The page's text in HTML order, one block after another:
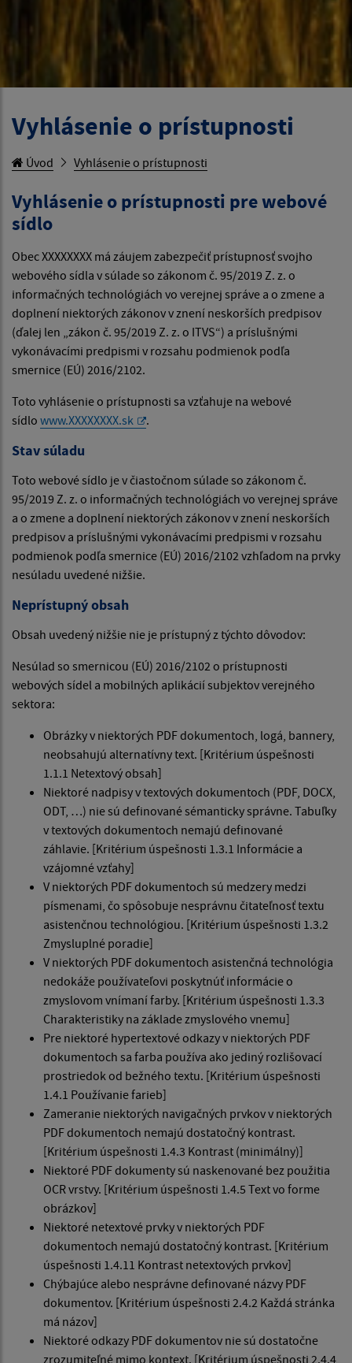
Vyhlásenie o prístupnosti
Úvod Vyhlásenie o prístupnosti
Vyhlásenie o prístupnosti pre webové
sídlo
Obec XXXXXXXX má záujem zabezpečiť prístupnosť svojho
webového sídla v súlade so zákonom č. 95/2019 Z. z. o
informačných technológiách vo verejnej správe a o zmene a
doplnení niektorých zákonov v znení neskorších predpisov
(ďalej len „zákon č. 95/2019 Z. z. o ITVS“) a príslušnými
vykonávacími predpismi v rozsahu podmienok podľa
smernice (EÚ) 2016/2102.
Toto vyhlásenie o prístupnosti sa vzťahuje na webové
sídlo www.XXXXXXXX.sk .
Stav súladu
Toto webové sídlo je v čiastočnom súlade so zákonom č.
95/2019 Z. z. o informačných technológiách vo verejnej správe
a o zmene a doplnení niektorých zákonov v znení neskorších
predpisov a príslušnými vykonávacími predpismi v rozsahu
podmienok podľa smernice (EÚ) 2016/2102 vzhľadom na prvky
nesúladu uvedené nižšie.
Neprístupný obsah
Obsah uvedený nižšie nie je prístupný z týchto dôvodov:
Nesúlad so smernicou (EÚ) 2016/2102 o prístupnosti
webových sídel a mobilných aplikácií subjektov verejného
sektora:
Obrázky v niektorých PDF dokumentoch, logá, bannery,
neobsahujú alternatívny text. [Kritérium úspešnosti
1.1.1 Netextový obsah]
Niektoré nadpisy v textových dokumentoch (PDF, DOCX,
ODT, …) nie sú definované sémanticky správne. Tabuľky
v textových dokumentoch nemajú definované
záhlavie. [Kritérium úspešnosti 1.3.1 Informácie a
vzájomné vzťahy]
V niektorých PDF dokumentoch sú medzery medzi
písmenami, čo spôsobuje nesprávnu čitateľnosť textu
asistenčnou technológiou. [Kritérium úspešnosti 1.3.2
Zmysluplné poradie]
V niektorých PDF dokumentoch asistenčná technológia
nedokáže používateľovi poskytnúť informácie o
zmyslovom vnímaní farby. [Kritérium úspešnosti 1.3.3
Charakteristiky na základe zmyslového vnemu]
Pre niektoré hypertextové odkazy v niektorých PDF
dokumentoch sa farba používa ako jediný rozlišovací
prostriedok od bežného textu. [Kritérium úspešnosti
1.4.1 Používanie farieb]
Zameranie niektorých navigačných prvkov v niektorých
PDF dokumentoch nemajú dostatočný kontrast.
[Kritérium úspešnosti 1.4.3 Kontrast (minimálny)]
Niektoré PDF dokumenty sú naskenované bez použitia
OCR vrstvy. [Kritérium úspešnosti 1.4.5 Text vo forme
obrázkov]
Niektoré netextové prvky v niektorých PDF
dokumentoch nemajú dostatočný kontrast. [Kritérium
úspešnosti 1.4.11 Kontrast netextových prvkov]
Chýbajúce alebo nesprávne definované názvy PDF
dokumentov. [Kritérium úspešnosti 2.4.2 Každá stránka
má názov]
Niektoré odkazy PDF dokumentov nie sú dostatočne
zrozumiteľné mimo kontext. [Kritérium úspešnosti 2.4.4